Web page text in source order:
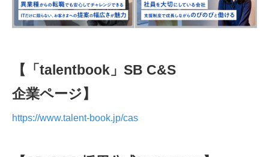
【 「 talentbook 」 SB C&S
企業ページ】
https://www.talent-book.jp/cas